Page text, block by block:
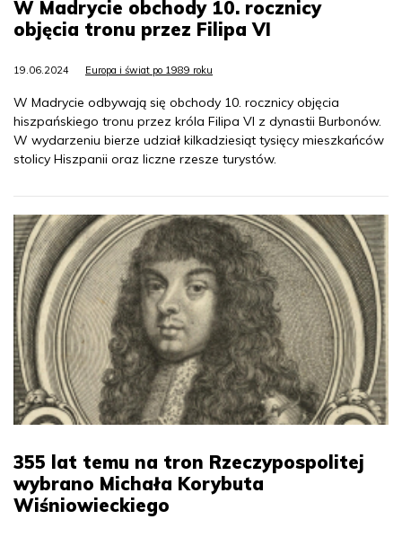
W Madrycie obchody 10. rocznicy
objęcia tronu przez Filipa VI
19.06.2024 Europa i świat po 1989 roku
W Madrycie odbywają się obchody 10. rocznicy objęcia
hiszpańskiego tronu przez króla Filipa VI z dynastii Burbonów.
W wydarzeniu bierze udział kilkadziesiąt tysięcy mieszkańców
stolicy Hiszpanii oraz liczne rzesze turystów.
355 lat temu na tron Rzeczypospolitej
wybrano Michała Korybuta
Wiśniowieckiego